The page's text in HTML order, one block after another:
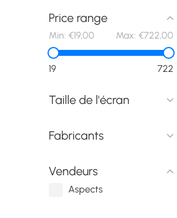
Price range
Min: €19,00 Max: €722,00
19 722
Taille de l'écran
Fabricants
Vendeurs
Aspects